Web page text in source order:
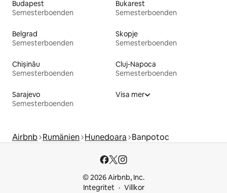
Budapest
Semesterboenden
Bukarest
Semesterboenden
Belgrad
Semesterboenden
Skopje
Semesterboenden
Chișinău
Semesterboenden
Cluj-Napoca
Semesterboenden
Sarajevo
Semesterboenden
Visa mer
Airbnb Rumänien Hunedoara Banpotoc
© 2026 Airbnb, Inc.
Integritet
Villkor